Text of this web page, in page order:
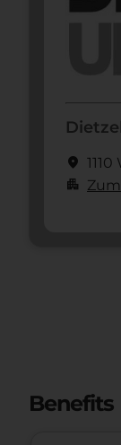
location_on
apartment
Benefits